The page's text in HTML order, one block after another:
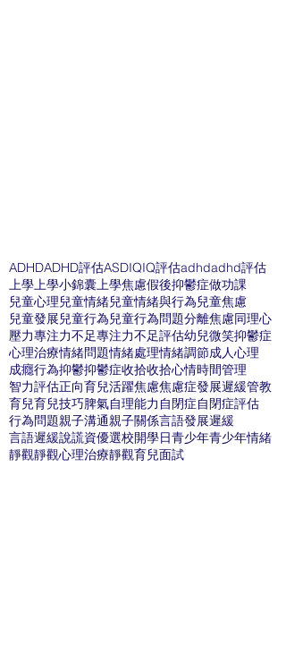
ADHDADHD評估ASDIQIQ評估adhdadhd評估
上學上學小錦囊上學焦慮假後抑鬱症做功課
兒童心理兒童情緒兒童情緒與行為兒童焦慮
兒童發展兒童行為兒童行為問題分離焦慮同理心
壓力專注力不足專注力不足評估幼兒微笑抑鬱症
心理治療情緒問題情緒處理情緒調節成人心理
成癮行為抑鬱抑鬱症收拾收拾心情時間管理
智力評估正向育兒活躍焦慮焦慮症發展遲緩管教
育兒育兒技巧脾氣自理能力 自閉症自閉症評估
行為問題親子溝通親子關係言語發展遲緩
言語遲緩說謊資優選校開學日青少年青少年情緒
靜觀靜觀心理治療靜觀育兒面試